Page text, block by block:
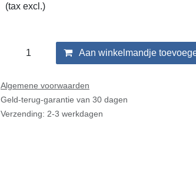
(tax excl.)
Aan winkelmandje toevoegen
Algemene voorwaarden
Geld-terug-garantie van 30 dagen
Verzending: 2-3 werkdagen